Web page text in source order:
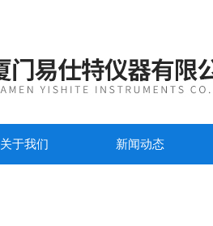
关于我们 新闻动态